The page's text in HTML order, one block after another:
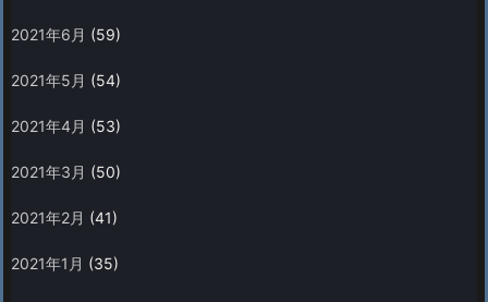
2021年6月 (59)
2021年5月 (54)
2021年4月 (53)
2021年3月 (50)
2021年2月 (41)
2021年1月 (35)